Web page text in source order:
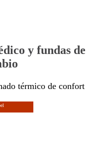
y fundas de
térmico de confort